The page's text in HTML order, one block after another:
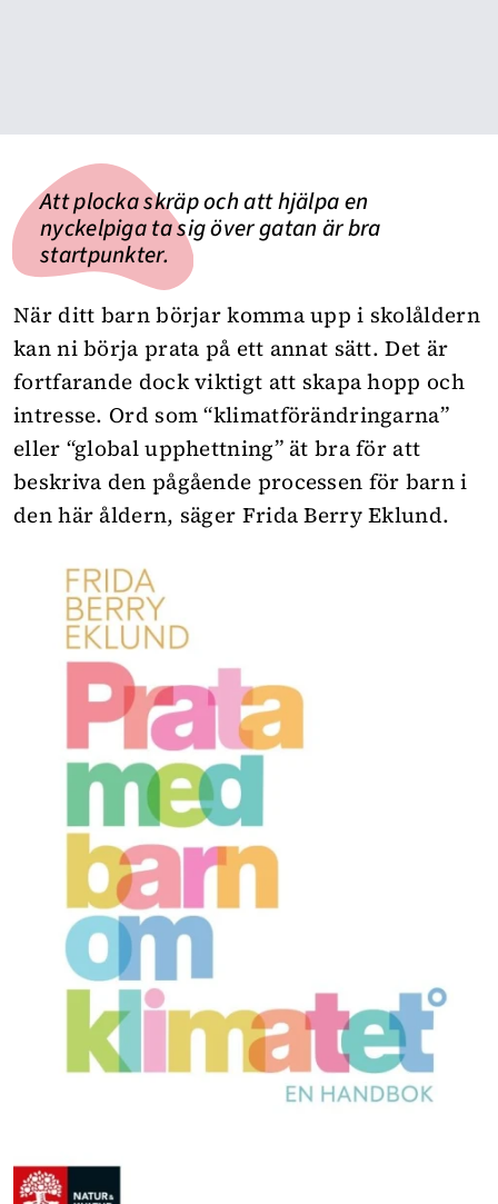
Att plocka skräp och att hjälpa en
nyckelpiga ta sig över gatan är bra
startpunkter.
När ditt barn börjar komma upp i skolåldern
kan ni börja prata på ett annat sätt. Det är
fortfarande dock viktigt att skapa hopp och
intresse. Ord som “klimatförändringarna”
eller “global upphettning” ät bra för att
beskriva den pågående processen för barn i
den här åldern, säger Frida Berry Eklund.